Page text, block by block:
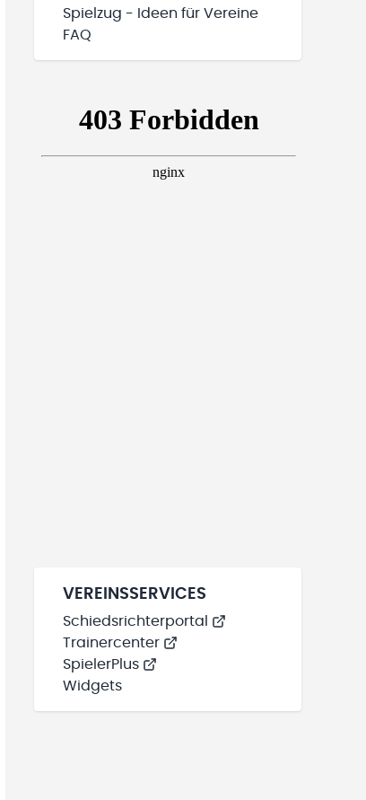
Spielzug - Ideen für Vereine
FAQ
VEREINSSERVICES
Schiedsrichterportal
Trainercenter
SpielerPlus
Widgets